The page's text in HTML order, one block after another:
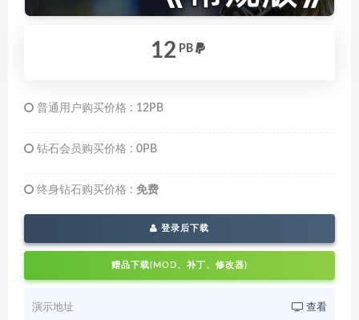
12 PB
普通用户购买价格 : 12PB
钻石会员购买价格 : 0PB
终身钻石购买价格 : 免费
登录后下载
赠品下载(MOD、补丁、修改器)
演示地址 查看